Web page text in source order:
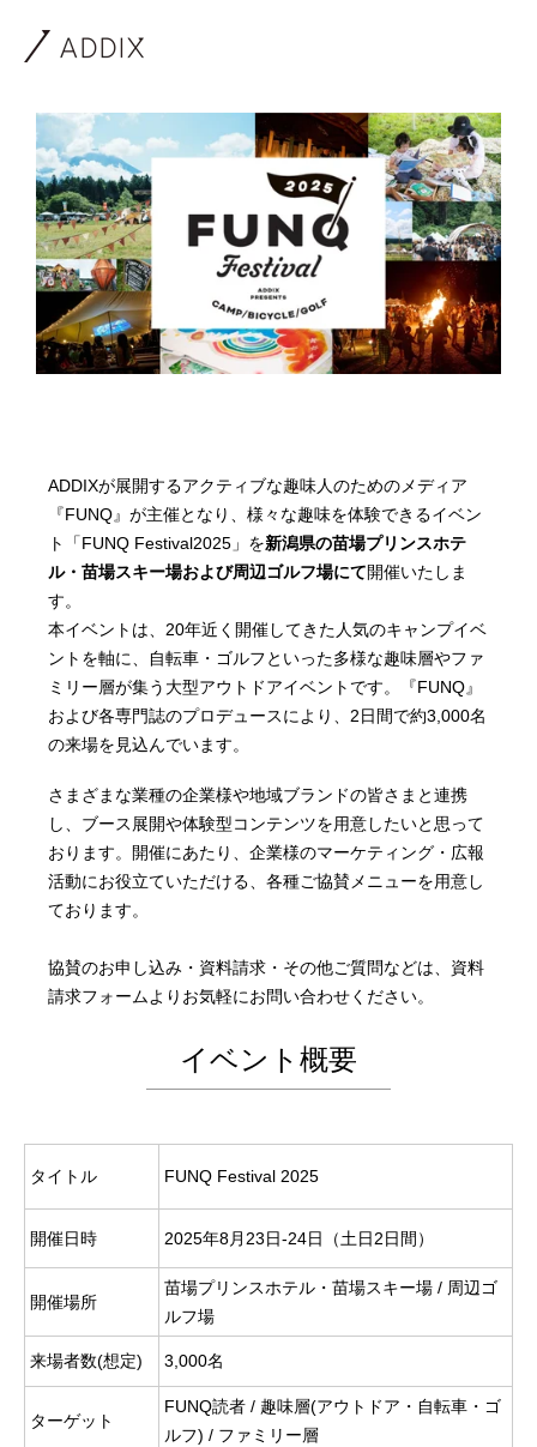
ADDIXが展開するアクティブな趣味人のためのメディア
『FUNQ』が主催となり、様々な趣味を体験できるイベン
ト「FUNQ Festival2025」を新潟県の苗場プリンスホテ
ル・苗場スキー場および周辺ゴルフ場にて開催いたしま
す。
本イベントは、20年近く開催してきた人気のキャンプイベ
ントを軸に、自転車・ゴルフといった多様な趣味層やファ
ミリー層が集う大型アウトドアイベントです。『FUNQ』
および各専門誌のプロデュースにより、2日間で約3,000名
の来場を見込んでいます。
さまざまな業種の企業様や地域ブランドの皆さまと連携
し、ブース展開や体験型コンテンツを用意したいと思って
おります。開催にあたり、企業様のマーケティング・広報
活動にお役立ていただける、各種ご協賛メニューを用意し
ております。
協賛のお申し込み・資料請求・その他ご質問などは、資料
請求フォームよりお気軽にお問い合わせください。
イベント概要
タイトル FUNQ Festival 2025
開催日時 2025年8月23日-24日（土日2日間）
開催場所
苗場プリンスホテル・苗場スキー場 / 周辺ゴ
ルフ場
来場者数(想定) 3,000名
ターゲット
FUNQ読者 / 趣味層(アウトドア・自転車・ゴ
ルフ) / ファミリー層